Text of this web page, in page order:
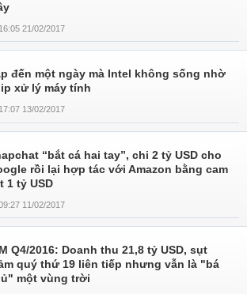
16:05 21/02/2017
đến một ngày mà Intel không sống nhờ
xử lý máy tính
17:07 13/02/2017
“bắt cá hai tay”, chi 2 tỷ USD cho
rồi lại hợp tác với Amazon bằng cam
1 tỷ USD
11/02/2017
Q4/2016: Doanh thu 21,8 tỷ USD, sụt
quý thứ 19 liên tiếp nhưng vẫn là "bá
một vùng trời